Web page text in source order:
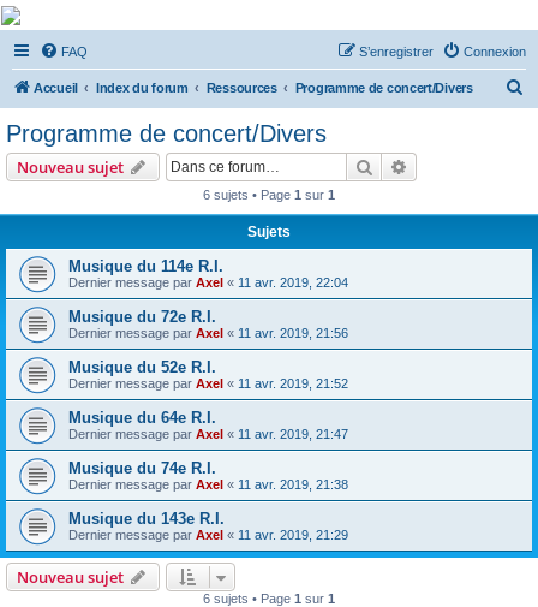
De Musicae Militari -
Forums
Forums de discussions
FAQ Connexion
S’enregistrer
Accueil Index du forum Ressources Programme de concert/Divers
r
Programme de concert/Divers
Nouveau sujet Rechercher
6 sujets • Page 1 sur 1
Sujets
Musique du 114e R.I.
Dernier message par Axel « 11 avr. 2019, 22:04
Musique du 72e R.I.
Dernier message par Axel « 11 avr. 2019, 21:56
Musique du 52e R.I.
Dernier message par Axel « 11 avr. 2019, 21:52
Musique du 64e R.I.
Dernier message par Axel « 11 avr. 2019, 21:47
Musique du 74e R.I.
Dernier message par Axel « 11 avr. 2019, 21:38
Musique du 143e R.I.
Dernier message par Axel « 11 avr. 2019, 21:29
Nouveau sujet
6 sujets • Page 1 sur 1